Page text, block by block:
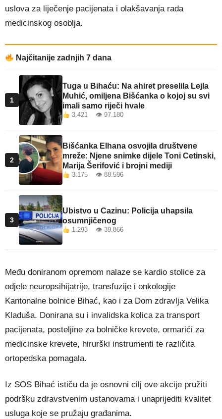
uslova za liječenje pacijenata i olakšavanja rada
medicinskog osoblja.
Najčitanije zadnjih 7 dana
1
Tuga u Bihaću: Na ahiret preselila Lejla
Muhić, omiljena Bišćanka o kojoj su svi
imali samo riječi hvale
3.421 👁 97.180
2
Bišćanka Elhana osvojila društvene
mreže: Njene snimke dijele Toni Cetinski,
Marija Šerifović i brojni mediji
3.175 👁 88.596
3
Ubistvo u Cazinu: Policija uhapsila
osumnjičenog
1.293 👁 39.866
Među doniranom opremom nalaze se kardio stolice za
odjele neuropsihijatrije, transfuzije i onkologije
Kantonalne bolnice Bihać, kao i za Dom zdravlja Velika
Kladuša. Donirana su i invalidska kolica za transport
pacijenata, posteljine za bolničke krevete, ormarići za
medicinske krevete, hirurški instrumenti te različita
ortopedska pomagala.
Iz SOS Bihać ističu da je osnovni cilj ove akcije pružiti
podršku zdravstvenim ustanovama i unaprijediti kvalitet
usluga koje se pružaju građanima.